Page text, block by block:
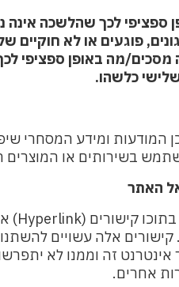
לכך שהלשכה אינה
פוגעים או לא חוקיים של
מה באופן ספציפי
כלשהו.
ומידע המסחרי
בשירותים או המוצרים
האתר
קישורים (Hyperlink
)
אלה עשויים
זה וממנו לא
אחרים.